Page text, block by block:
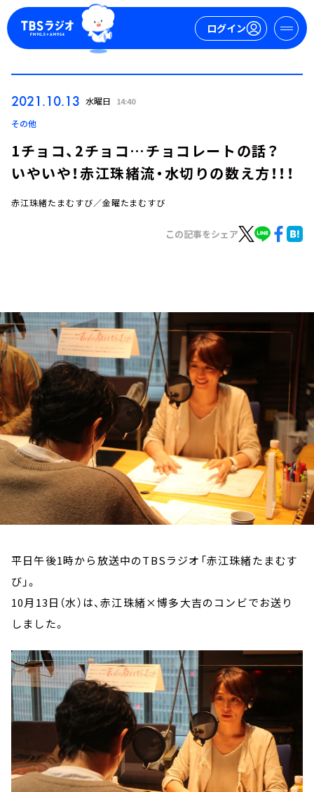
ログイン
お知らせ
イベント・グッズ
YouTube
会社情報
2021.10.13 水曜日 14:40
その他
1チョコ、2チョコ…チョコレートの話？
いやいや！赤江珠緒流・水切りの数え方！！！
赤江珠緒たまむすび／金曜たまむすび
この記事をシェア
平日午後1時から放送中のTBSラジオ「赤江珠緒たまむす
び」。
10月13日（水）は、赤江珠緒×博多大吉のコンビでお送り
しました。